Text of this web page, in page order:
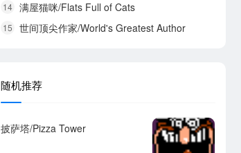
14 满屋猫咪/Flats Full of Cats
15 世间顶尖作家/World's Greatest Author
随机推荐
披萨塔/Pizza Tower